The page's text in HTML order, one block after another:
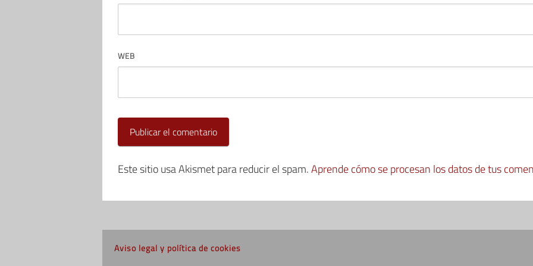
WEB
Este sitio usa Akismet para reducir el spam.Aprende cómo se procesan los datos de tus
Aviso legal y política de cookies